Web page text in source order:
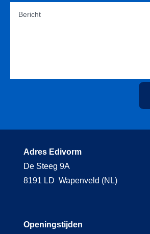
Adres Edivorm
De Steeg 9A
8191 LD Wapenveld (NL)
Openingstijden